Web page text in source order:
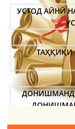
УСТОД АЙНӢ